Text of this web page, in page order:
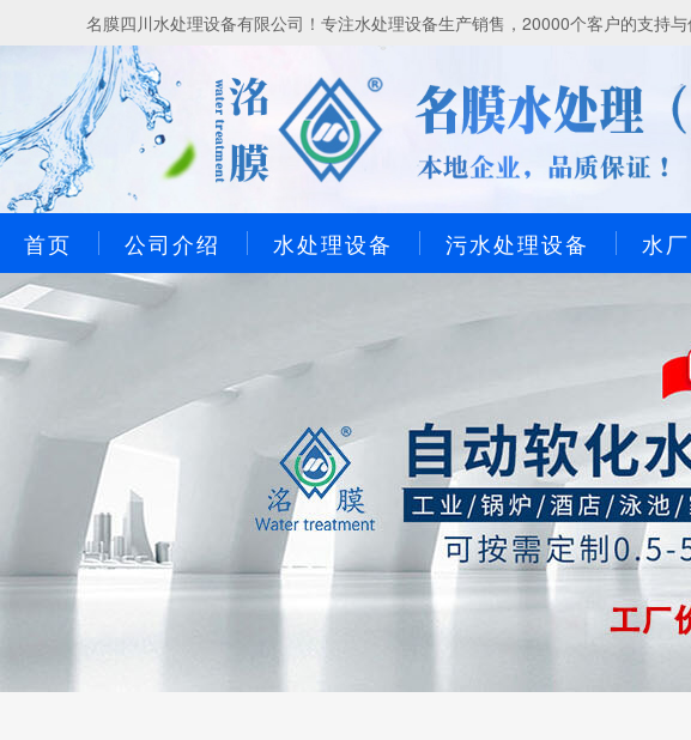
名膜四川水处理设备有限公司！专注水处理设备生产销售，20000个客户的支持与
首页 公司介绍 水处理设备 污水处理设备 水